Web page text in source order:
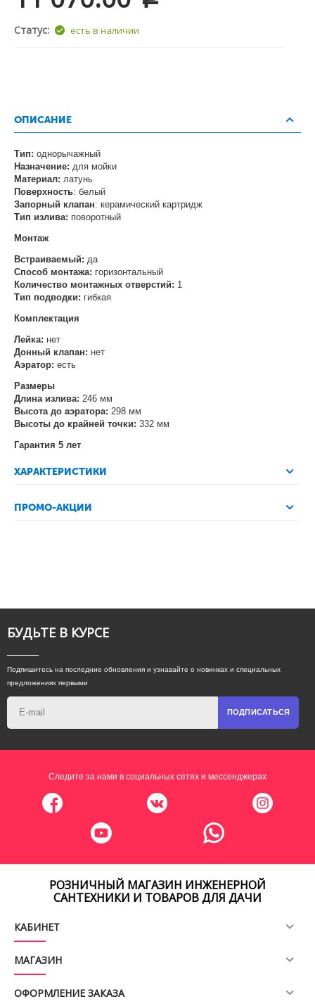
Статус: есть в наличии
ОПИСАНИЕ
Тип:однорычажный
Назначение: для мойки
Материал: латунь
Поверхность: белый
Запорный клапан: керамический картридж
Тип излива: поворотный
Монтаж
Встраиваемый: да
Способ монтажа: горизонтальный
Количество монтажных отверстий: 1
Тип подводки: гибкая
Комплектация
Лейка: нет
Донный клапан: нет
Аэратор:есть
Размеры
Длина излива: 246 мм
Высота до аэратора: 298 мм
Высоты до крайней точки: 332 мм
Гарантия 5 лет
ХАРАКТЕРИСТИКИ
ПРОМО-АКЦИИ
БУДЬТЕ В КУРСЕ
Подпишитесь на последние обновления и узнавайте о новинках и специальных
предложениях первыми
ПОДПИСАТЬСЯ
Следите за нами в социальных сетях и мессенджерах
РОЗНИЧНЫЙ МАГАЗИН ИНЖЕНЕРНОЙ
САНТЕХНИКИ И ТОВАРОВ ДЛЯ ДАЧИ
КАБИНЕТ
МАГАЗИН
ОФОРМЛЕНИЕ ЗАКАЗА